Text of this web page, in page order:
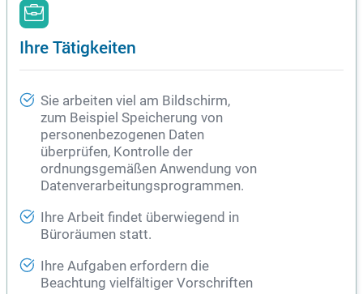
Ihre Tätigkeiten
Sie arbeiten viel am Bildschirm,
zum Beispiel Speicherung von
personenbezogenen Daten
überprüfen, Kontrolle der
ordnungsgemäßen Anwendung von
Datenverarbeitungsprogrammen.
Ihre Arbeit findet überwiegend in
Büroräumen statt.
Ihre Aufgaben erfordern die
Beachtung vielfältiger Vorschriften